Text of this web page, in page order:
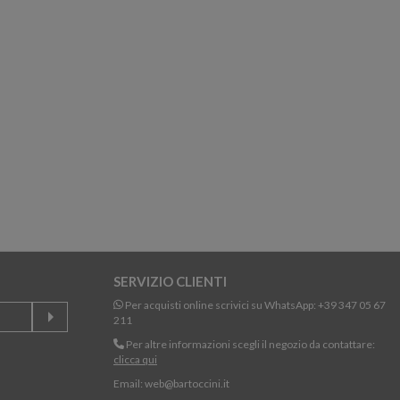
SERVIZIO CLIENTI
Per acquisti online scrivici su WhatsApp: +39 347 05 67
211
Per altre informazioni scegli il negozio da contattare:
clicca qui
Email: web@bartoccini.it